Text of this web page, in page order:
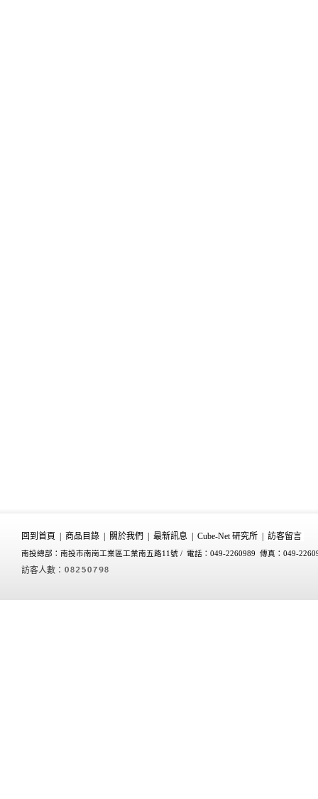
回到首頁 商品目錄 關於我們 最新訊息 Cube-Net 研究所 訪客留言
南投總部：南投市南崗工業區工業南五路11號 / 電話：049-2260989 傳真：049-
訪客人數：